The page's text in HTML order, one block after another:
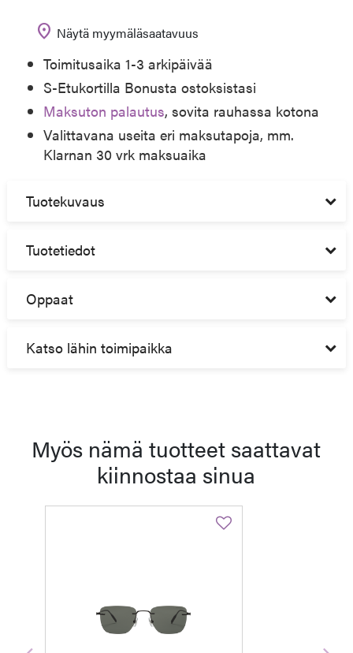
location_on Näytä myymäläsaatavuus
Toimitusaika 1-3 arkipäivää
S-Etukortilla Bonusta ostoksistasi
Maksuton palautus, sovita rauhassa kotona
Valittavana useita eri maksutapoja, mm.
Klarnan 30 vrk maksuaika
Tuotekuvaus
Tuotetiedot
Oppaat
Katso lähin toimipaikka
Myös nämä tuotteet saattavat
kiinnostaa sinua